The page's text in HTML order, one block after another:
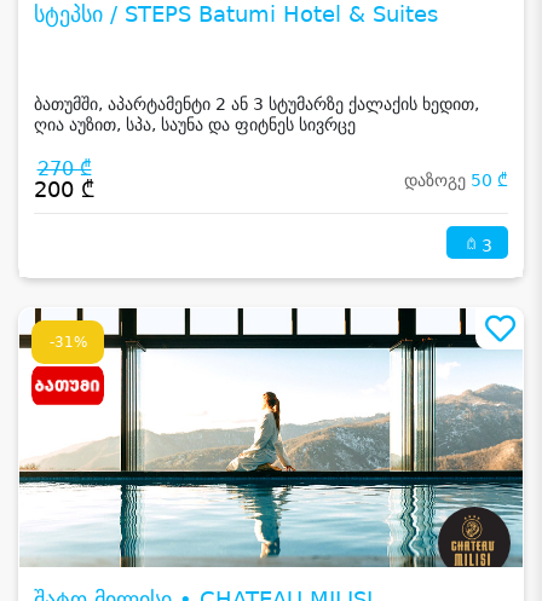
სტეპსი / STEPS Batumi Hotel & Suites
ბათუმში, აპარტამენტი 2 ან 3 სტუმარზე ქალაქის ხედით,
ღია აუზით, სპა, საუნა და ფიტნეს სივრცე
270 ₾
200 ₾ დაზოგე 50 ₾
3
-31%